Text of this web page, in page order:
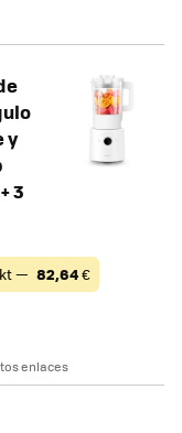
y
3
— 82,64€
enlaces